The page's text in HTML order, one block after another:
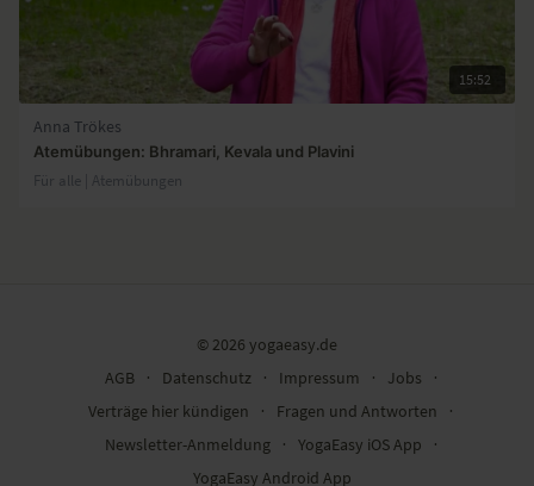
15:52
Anna Trökes
Atemübungen: Bhramari, Kevala und Plavini
Für alle | Atemübungen
© 2026 yogaeasy.de
AGB
∙ Datenschutz ∙ Impressum ∙ Jobs
∙
Verträge hier kündigen
∙ Fragen und Antworten
∙
Newsletter-Anmeldung
∙ YogaEasy iOS App
∙
YogaEasy Android App